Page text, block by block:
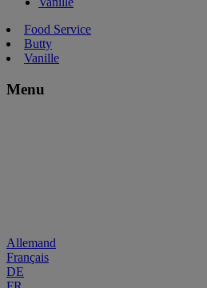
Food Service
Butty
Vanille
Menu
Allemand
Français
DE